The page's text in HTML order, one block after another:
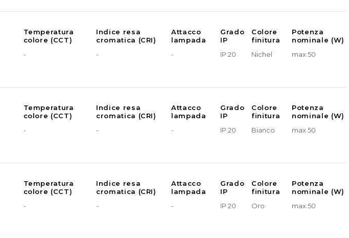
Temperatura
colore (CCT)
Indice resa
cromatica (CRI)
Attacco
lampada
Grado
IP
Colore
finitura
Potenza
nominale (W)
-
- - IP 20 Nichel max 50
Temperatura
colore (CCT)
Indice resa
cromatica (CRI)
Attacco
lampada
Grado
IP
Colore
finitura
Potenza
nominale (W)
-
- - IP 20 Bianco max 50
Temperatura
colore (CCT)
Indice resa
cromatica (CRI)
Attacco
lampada
Grado
IP
Colore
finitura
Potenza
nominale (W)
-
- - IP 20 Oro max 50